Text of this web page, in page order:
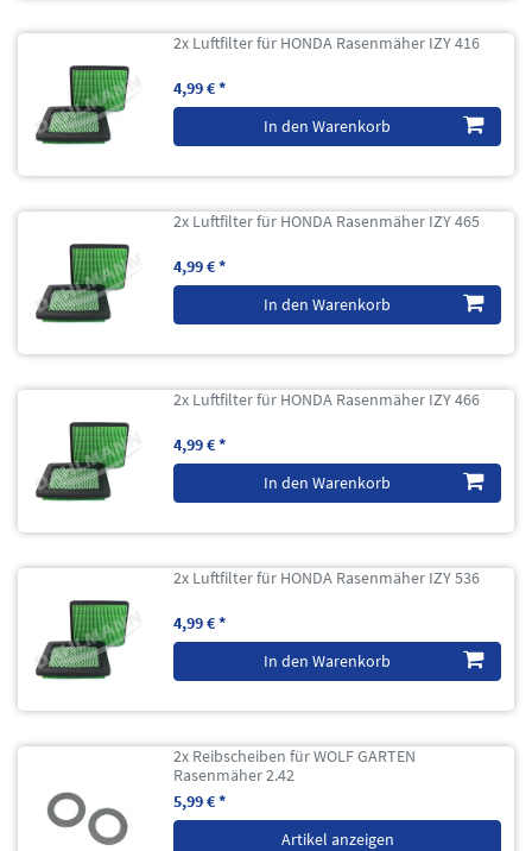
2x Luftfilter für HONDA Rasenmäher IZY 416
4,99 € *
In den Warenkorb
2x Luftfilter für HONDA Rasenmäher IZY 465
4,99 € *
In den Warenkorb
2x Luftfilter für HONDA Rasenmäher IZY 466
4,99 € *
In den Warenkorb
2x Luftfilter für HONDA Rasenmäher IZY 536
4,99 € *
In den Warenkorb
2x Reibscheiben für WOLF GARTEN
Rasenmäher 2.42
5,99 € *
Artikel anzeigen